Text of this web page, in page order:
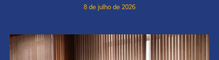
8 de julho de 2026